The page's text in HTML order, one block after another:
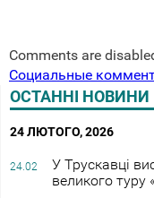
Comments are
Социальные
ОСТАННІ НОВИНИ
24 ЛЮТОГО, 2026
24.02
У Трускавці
великого туру